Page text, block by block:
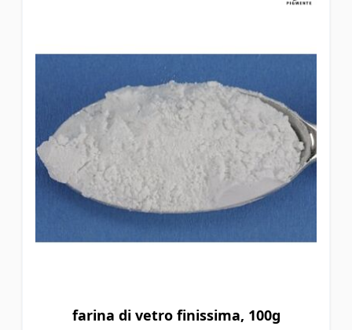
farina di vetro finissima, 100g